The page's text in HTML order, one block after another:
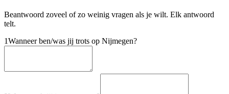
Beantwoord zoveel of zo weinig vragen als je wilt. Elk antwoord
telt.
1Wanneer ben/was jij trots op Nijmegen?